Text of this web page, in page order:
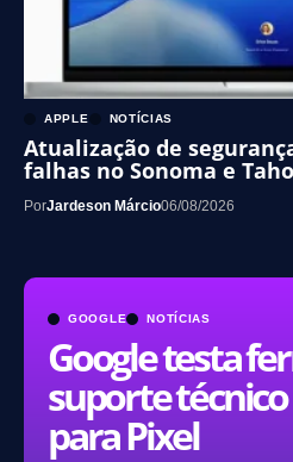
GOOGLE NOTÍCIAS
Google testa
suporte
para Pixel
APPLE NOTÍCIAS
Atualização de
falhas no Sonoma e
PorJardeson Márcio06/08/2026